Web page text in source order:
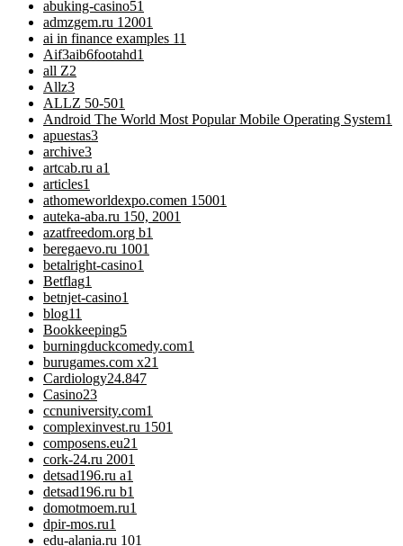
abuking-casino51
admzgem.ru 12001
ai in finance examples 11
Aif3aib6footahd1
all Z2
Allz3
ALLZ 50-501
Android The World Most Popular Mobile Operating System1
apuestas3
archive3
artcab.ru a1
articles1
athomeworldexpo.comen 15001
auteka-aba.ru 150, 2001
azatfreedom.org b1
beregaevo.ru 1001
betalright-casino1
Betflag1
betnjet-casino1
blog11
Bookkeeping5
burningduckcomedy.com1
burugames.com x21
Cardiology24.847
Casino23
ccnuniversity.com1
complexinvest.ru 1501
composens.eu21
cork-24.ru 2001
detsad196.ru a1
detsad196.ru b1
domotmoem.ru1
dpir-mos.ru1
edu-alania.ru 101